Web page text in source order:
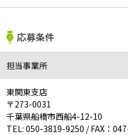
応募条件
担当事業所
東関東支店
〒273-0031
千葉県船橋市西船4-12-10
TEL:050-3819-9250 /FAX：